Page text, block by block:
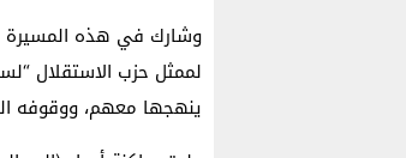
وشارك في هذه المسيرة
لممثل حزب الاستقلال
ينهجها معهم، ووقوفه